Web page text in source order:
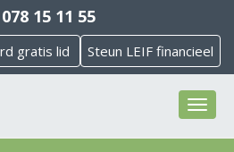
078 15 11 55
gratis lid Steun LEIF financieel